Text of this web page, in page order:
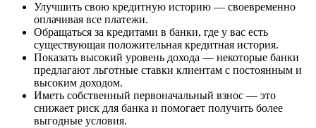
Улучшить свою кредитную историю — своевременно
оплачивая все платежи.
Обращаться за кредитами в банки, где у вас есть
существующая положительная кредитная история.
Показать высокий уровень дохода — некоторые банки
предлагают льготные ставки клиентам с постоянным и
высоким доходом.
Иметь собственный первоначальный взнос — это
снижает риск для банка и помогает получить более
выгодные условия.